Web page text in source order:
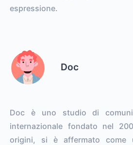
espressione.
Doc
Doc è uno studio di
internazionale fondato nel
origini, si è affermato come